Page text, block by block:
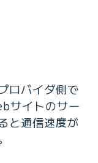
ロバイダ側で
サイトのサー
と通信速度が